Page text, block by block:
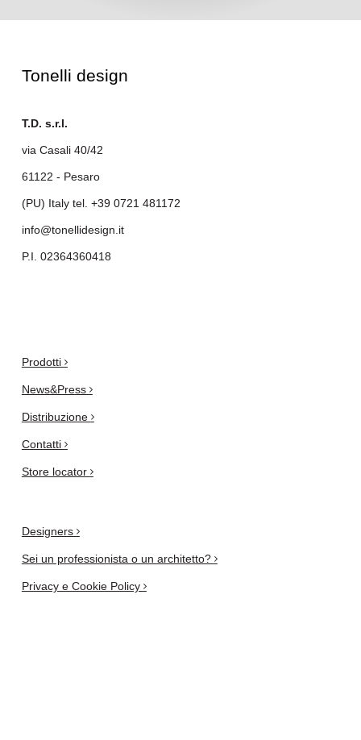
Tonelli design
T.D. s.r.l.
via Casali 40/42
61122 - Pesaro
(PU) Italy tel. +39 0721 481172
info@tonellidesign.it
P.I. 02364360418
Prodotti
News&Press
Distribuzione
Contatti
Store locator
Designers
Sei un professionista o un architetto?
Privacy e Cookie Policy